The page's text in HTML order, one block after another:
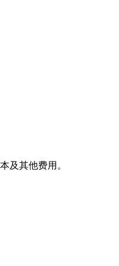
及其他费用。